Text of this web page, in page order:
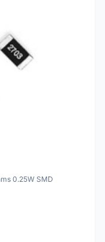
0.25W SMD